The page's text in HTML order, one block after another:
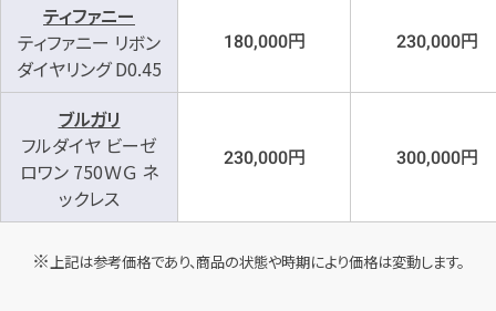
ティファニー
ティファニー リボン
ダイヤリング D0.45
180,000円 230,000円
ブルガリ
フルダイヤ ビーゼ
ロワン 750ＷＧ ネ
ックレス
230,000円 300,000円
上記は参考価格であり、商品の状態や時期により価格は変動します。